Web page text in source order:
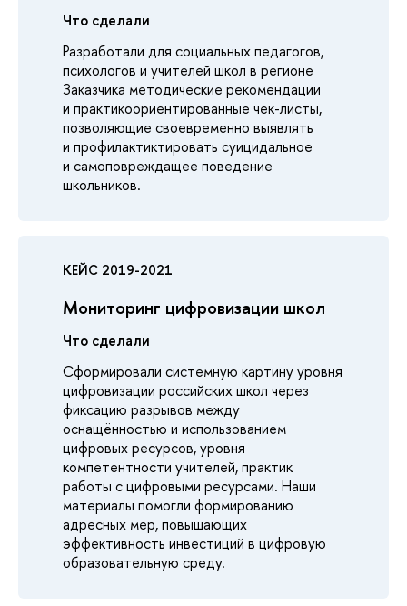
Что сделали
Разработали для социальных педагогов,
психологов и учителей школ в регионе
Заказчика методические рекомендации
и практикоориентированные чек-листы,
позволяющие своевременно выявлять
и профилактиктировать суицидальное
и самоповреждащее поведение
школьников.
КЕЙС 2019-2021
Мониторинг цифровизации школ
Что сделали
Сформировали системную картину уровня
цифровизации российских школ через
фиксацию разрывов между
оснащённостью и использованием
цифровых ресурсов, уровня
компетентности учителей, практик
работы с цифровыми ресурсами. Наши
материалы помогли формированию
адресных мер, повышающих
эффективность инвестиций в цифровую
образовательную среду.